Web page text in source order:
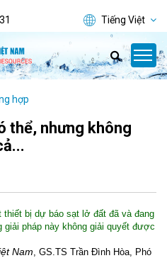
Tiếng Việt
hợp
thể, nhưng không
bị dự báo sạt lở đất đã và đang
pháp này không giải quyết được
Nam , GS.TS Trần Đình Hòa, Phó